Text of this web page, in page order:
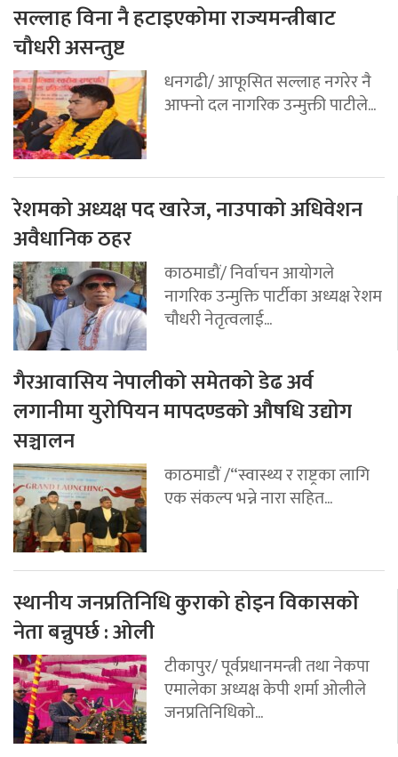
सल्लाह विना नै हटाइएकोमा राज्यमन्त्रीबाट
चौधरी असन्तुष्ट
धनगढी/ आफूसित सल्लाह नगरेर नै
आफ्नो दल नागरिक उन्मुक्ती पाटीले...
रेशमको अध्यक्ष पद खारेज, नाउपाको अधिवेशन
अवैधानिक ठहर
काठमाडौं/ निर्वाचन आयोगले
नागरिक उन्मुक्ति पार्टीका अध्यक्ष रेशम
चौधरी नेतृत्वलाई...
गैरआवासिय नेपालीको समेतको डेढ अर्व
लगानीमा युरोपियन मापदण्डको औषधि उद्योग
सञ्चालन
काठमाडौं /“स्वास्थ्य र राष्ट्रका लागि
एक संकल्प भन्ने नारा सहित...
स्थानीय जनप्रतिनिधि कुराको होइन विकासको
नेता बन्नुपर्छ : ओली
टीकापुर/ पूर्वप्रधानमन्त्री तथा नेकपा
एमालेका अध्यक्ष केपी शर्मा ओलीले
जनप्रतिनिधिको...